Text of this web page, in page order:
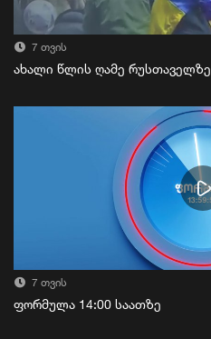
7 თვის
ახალი წლის ღამე რუსთაველზე
7 თვის
ფორმულა 14:00 საათზე